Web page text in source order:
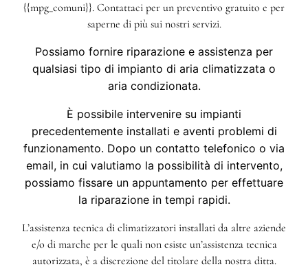
{{mpg_comuni}}. Contattaci per un preventivo gratuito e per
saperne di più sui nostri servizi.
Possiamo fornire riparazione e assistenza per
qualsiasi tipo di impianto di aria climatizzata o
aria condizionata.
È possibile intervenire su impianti
precedentemente installati e aventi problemi di
funzionamento. Dopo un contatto telefonico o via
email, in cui valutiamo la possibilità di intervento,
possiamo fissare un appuntamento per effettuare
la riparazione in tempi rapidi.
L’assistenza tecnica di climatizzatori installati da altre aziende
e/o di marche per le quali non esiste un’assistenza tecnica
autorizzata, è a discrezione del titolare della nostra ditta.